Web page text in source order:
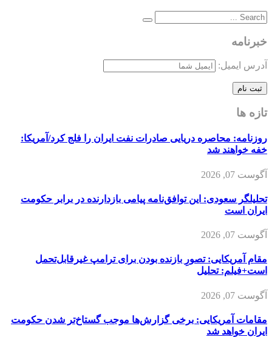
خبرنامه
آدرس ایمیل:
تازه ها
روزنامه: محاصره دریایی صادرات نفت ایران را فلج کرد/آمریکا:
خفه خواهند شد
آگوست 07, 2026
تحلیلگر سعودی: این توافق‌نامه پیامی بازدارنده در برابر حکومت
ایران است
آگوست 07, 2026
مقام آمریکایی: تصورِ بازنده بودن برای ترامپ غیرقابل‌تحمل
است+فیلم: تحلیل
آگوست 07, 2026
مقامات آمریکایی: برخی گزارش‌ها موجب گستاخ‌تر شدن حکومت
ایران خواهد شد